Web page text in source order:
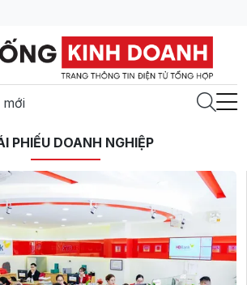
PHIẾU DOANH NGHIỆP